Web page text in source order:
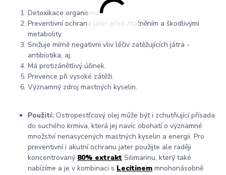
Detoxikace organismu.
Preventivní ochrana jater před ztučněním a škodlivými
metabolity.
Snižuje mírně negativní vliv léčiv zatěžujících játra -
antibiotika, aj.
Má protizánětlivý účinek.
Prevence při vysoké zátěži.
Významný zdroj mastných kyselin.
Použití: Ostropestřcový olej může být i zchutňující přísada
do suchého krmiva, která jej navíc obohatí o významné
množství nenasycených mastných kyselin a energii. Pro
preventivní i akutní ochranu jater použijte ale raději
koncentrovaný 80% extrakt Silimarinu, který také
nabízíme a je v kombinaci s Lecitinem mnohonásobně